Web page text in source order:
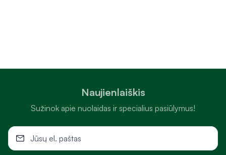
Naujienlaiškis
Sužinok apie nuolaidas ir specialius pasiūlymus!